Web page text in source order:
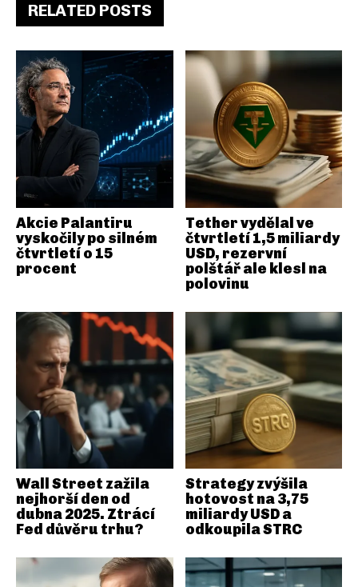
RELATED POSTS
Akcie Palantiru
vyskočily po silném
čtvrtletí o 15
procent
Tether vydělal ve
čtvrtletí 1,5 miliardy
USD, rezervní
polštář ale klesl na
polovinu
Wall Street zažila
nejhorší den od
dubna 2025. Ztrácí
Fed důvěru trhu?
Strategy zvýšila
hotovost na 3,75
miliardy USD a
odkoupila STRC